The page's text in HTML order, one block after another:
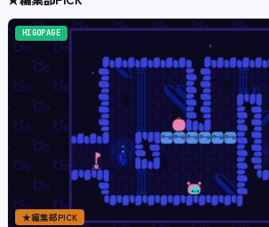
HIGOPAGE
★編集部PICK